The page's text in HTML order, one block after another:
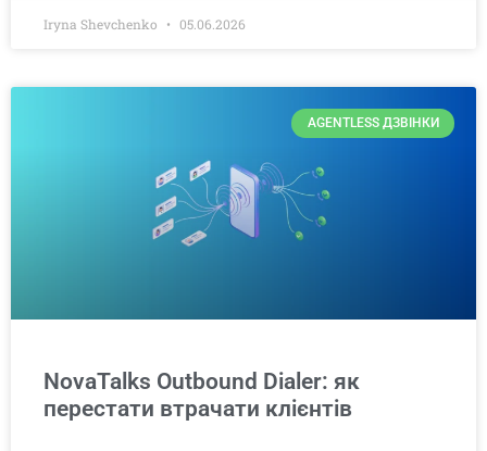
Iryna Shevchenko 05.06.2026
AGENTLESS ДЗВІНКИ
NovaTalks Outbound Dialer: як
перестати втрачати клієнтів